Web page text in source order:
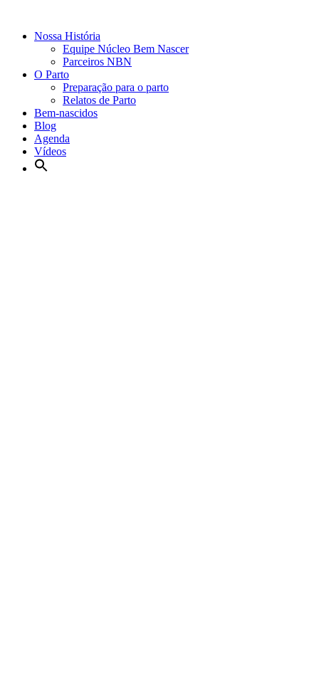
Nossa História
Equipe Núcleo Bem Nascer
Parceiros NBN
O Parto
Preparação para o parto
Relatos de Parto
Bem-nascidos
Blog
Agenda
Vídeos